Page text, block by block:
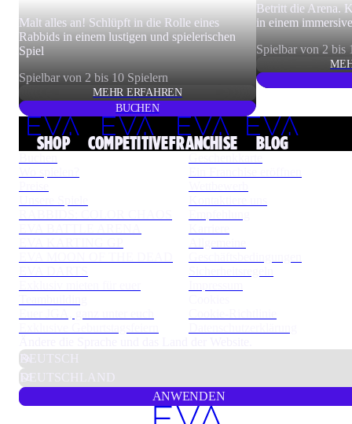
Malt alles an! Schlüpft in die Rolle eines
Rabbids in einem lustigen und spielerischen
Spiel
Spielbar von 2 bis 10 Spielern
MEHR ERFAHREN
BUCHEN
Betritt die Arena.
in einem
Spielbar von 2 bis
SHOP COMPETITIVEFRANCHISE BLOG
ANWENDEN